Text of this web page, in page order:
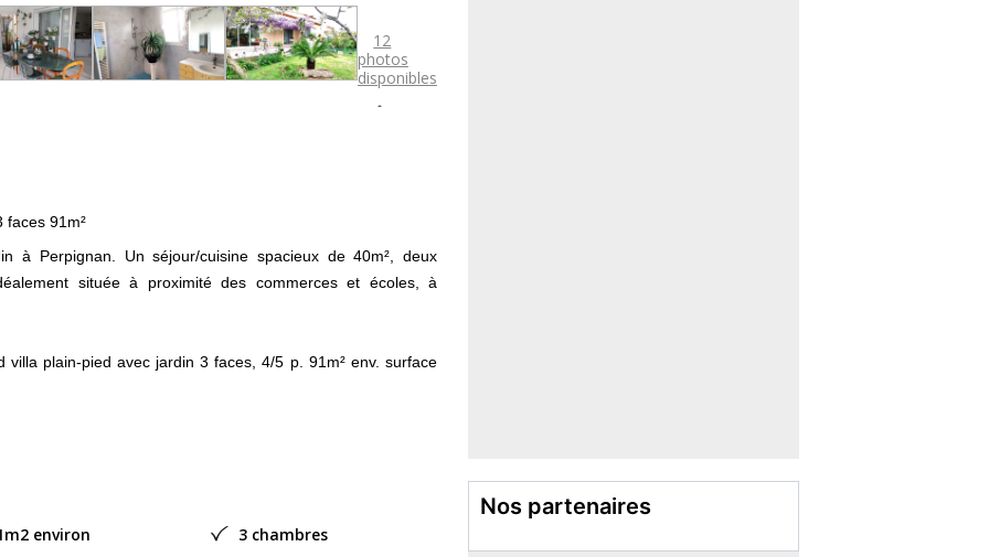
12
photos
disponibles

faces 91m²
à Perpignan. Un séjour/cuisine spacieux de 40m², deux
située à proximité des commerces et écoles, à
villa plain-pied avec jardin 3 faces, 4/5 p. 91m² env. surface
et Marbre on peut manger a 2 ou 3 sur l'ilot central)
m²
environ 3 chambres
Nos partenaires